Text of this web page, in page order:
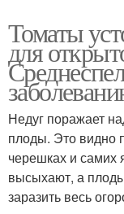
Томаты
для
Недуг поражает
плоды. Это видно
черешках и самих
высыхают, а
заразить весь